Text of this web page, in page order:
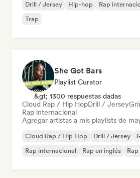
Drill / Jersey Hip-hop Rap
Trap
She Got Bars
Playlist Curator
&gt; 1300 respuestas dadas
Cloud Rap / Hip HopDrill / Jersey
Rap internacional
Agregar artistas a mis playlists de
Cloud Rap / Hip Hop Drill / Jersey
Rap internacional
Rap en inglés